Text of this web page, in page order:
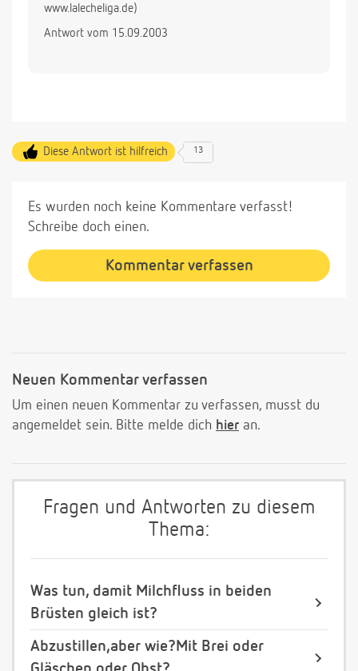
www.lalecheliga.de)
Antwort vom 15.09.2003
Diese Antwort ist hilfreich 13
Es wurden noch keine Kommentare verfasst!
Schreibe doch einen.
Kommentar verfassen
Neuen Kommentar verfassen
Um einen neuen Kommentar zu verfassen, musst du
angemeldet sein. Bitte melde dich hier an.
Fragen und Antworten zu diesem
Thema:
Was tun, damit Milchfluss in beiden
Brüsten gleich ist?
Abzustillen,aber wie?Mit Brei oder